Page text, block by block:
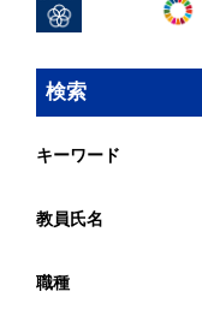
検索
キーワード
教員氏名
職種